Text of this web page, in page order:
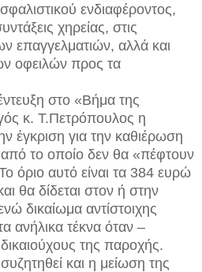
ενδιαφέροντος,
χηρείας, στις
επαγγελματιών, αλλά και
οφειλών προς τα
στο «Βήμα της
κ. Τ.Πετρόπουλος η
έγκριση για την καθιέρωση
το οποίο δεν θα «πέφτουν
όριο αυτό είναι τα 384 ευρώ
θα δίδεται στον ή στην
δικαίωμα αντίστοιχης
ανήλικα τέκνα όταν –
της παροχής.
και η μείωση της